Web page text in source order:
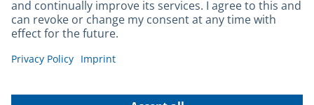
Barrierefreiheit
Leichte Sprache
Gebärdensprache
Kontakt